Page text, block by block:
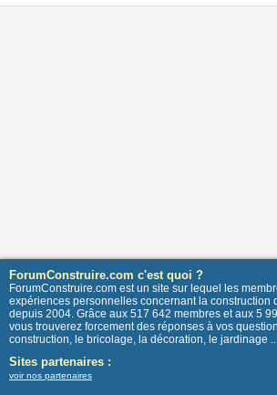
ForumConstruire.com c'est quoi ?
ForumConstruire.com est un site sur lequel les
expériences personnelles concernant la construction
depuis 2004. Grâce aux 517 642 membres et aux 5
vous trouverez forcement des réponses à vos
construction, le bricolage, la décoration, le jardinage
Sites partenaires :
voir nos partenaires